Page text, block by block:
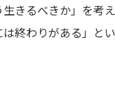
きるべきか」を考
終わりがある」と